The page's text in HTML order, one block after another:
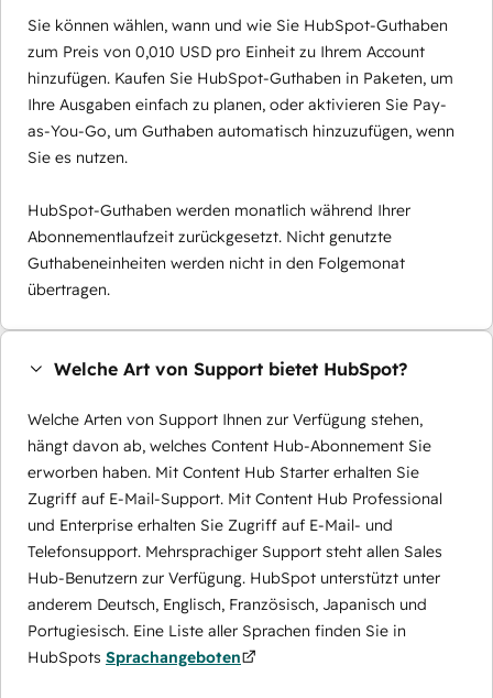
Sie können wählen, wann und wie Sie HubSpot-Guthaben
zum Preis von 0,010 USD pro Einheit zu Ihrem Account
hinzufügen. Kaufen Sie HubSpot-Guthaben in Paketen, um
Ihre Ausgaben einfach zu planen, oder aktivieren Sie Pay-
as-You-Go, um Guthaben automatisch hinzuzufügen, wenn
Sie es nutzen.
HubSpot-Guthaben werden monatlich während Ihrer
Abonnementlaufzeit zurückgesetzt. Nicht genutzte
Guthabeneinheiten werden nicht in den Folgemonat
übertragen.
Welche Art von Support bietet HubSpot?
Welche Arten von Support Ihnen zur Verfügung stehen,
hängt davon ab, welches Content Hub-Abonnement Sie
erworben haben. Mit Content Hub Starter erhalten Sie
Zugriff auf E-Mail-Support. Mit Content Hub Professional
und Enterprise erhalten Sie Zugriff auf E-Mail- und
Telefonsupport. Mehrsprachiger Support steht allen Sales
Hub-Benutzern zur Verfügung. HubSpot unterstützt unter
anderem Deutsch, Englisch, Französisch, Japanisch und
Portugiesisch. Eine Liste aller Sprachen finden Sie in
HubSpots Sprachangeboten